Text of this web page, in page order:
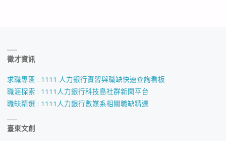
徵才資訊
求職專區 : 1111 人力銀行實習與職缺快速查詢看板
職涯探索 : 1111人力銀行科技島社群新聞平台
職缺精選 : 1111人力銀行數媒系相關職缺精選
臺東文創